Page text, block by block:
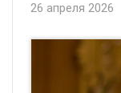
26 апреля 2026